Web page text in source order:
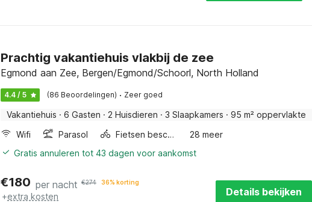
Prachtig vakantiehuis vlakbij de zee
Egmond aan Zee, Bergen/Egmond/Schoorl, North Holland
4.4 / 5 (86 Beoordelingen) · Zeer goed
Vakantiehuis · 6 Gasten · 2 Huisdieren · 3 Slaapkamers · 95 m² oppervlakte
Wifi
Parasol Fietsen beschikbaar
28 meer
Gratis annuleren tot 43 dagen voor aankomst
€180 per nacht €274 36% korting
+extra kosten Details bekijken